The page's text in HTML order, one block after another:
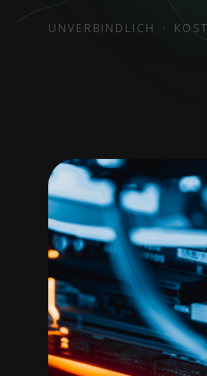
UNVERBINDLICH ·